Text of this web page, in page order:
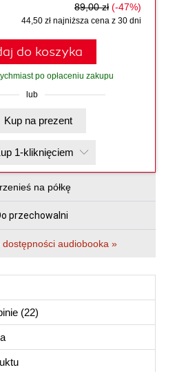
89,00 zł (-47%)
44,50 zł najniższa cena z 30 dni
do koszyka
po opłaceniu zakupu
lub
Kup na prezent
1-kliknięciem
na półkę
przechowalni
dostępności audiobooka »
(22)